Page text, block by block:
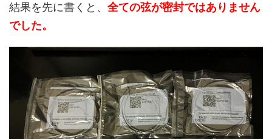
結果を先に書くと、 全ての弦が密封ではありません
でした。